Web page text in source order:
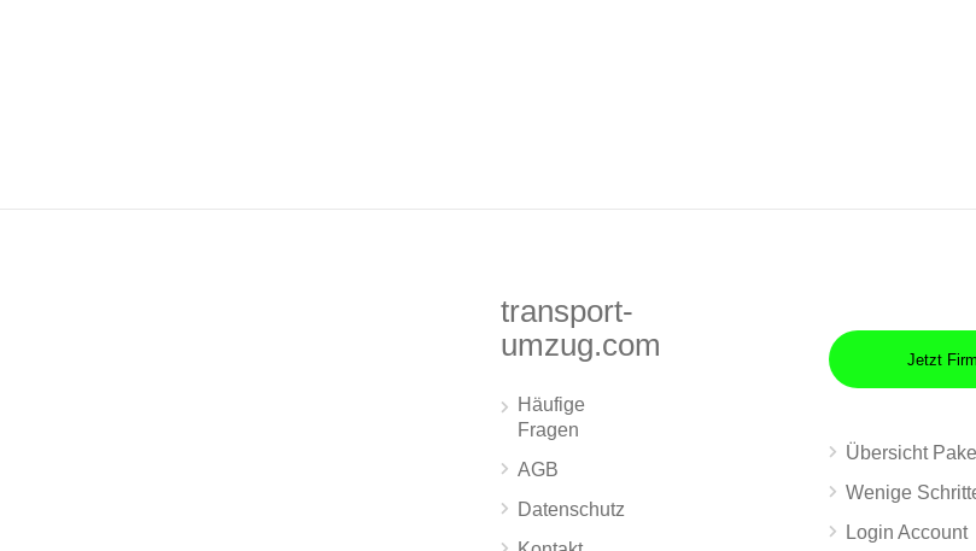
transport-
umzug.com
Häufige
Fragen
AGB
Datenschutz
Jetzt
Übersicht
Wenige
Login Account